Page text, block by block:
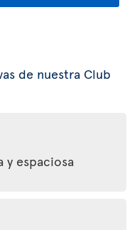
de nuestra Club
y espaciosa